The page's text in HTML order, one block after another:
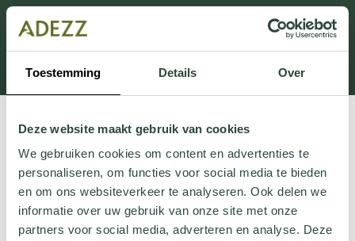
Toestemming Details Over
Deze website maakt gebruik van cookies
We gebruiken cookies om content en advertenties te
personaliseren, om functies voor social media te bieden
en om ons websiteverkeer te analyseren. Ook delen we
informatie over uw gebruik van onze site met onze
partners voor social media, adverteren en analyse. Deze
Dit onderdeel is momenteel in onderhoud.
Als je informatie mist kun je ons bellen +31 413 274
168 of mailen
Customersupport@adezz.com.